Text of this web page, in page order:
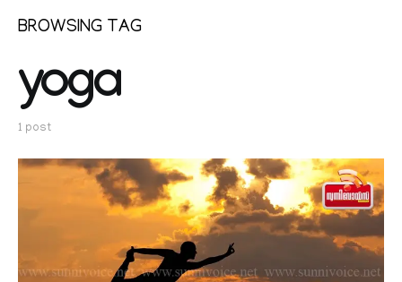
BROWSING TAG
yoga
1 post